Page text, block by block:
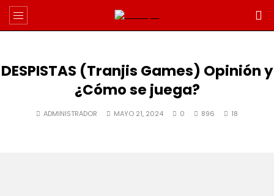
DESPISTAS (Tranjis Games) Opinión y
¿Cómo se juega?
ADMINISTRADOR MAYO 21, 2024 0 896 18